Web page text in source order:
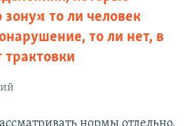
то ли человек
то ли нет, в
трактовки
нормы отдельно,